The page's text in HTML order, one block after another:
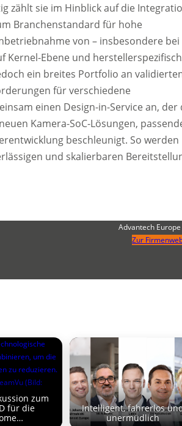
zählt sie im Hinblick auf die
Branchenstandard für hohe
von – insbesondere bei
Ebene und
ein breites Portfolio an
für verschiedene
einen Design-in-Service an, der
Kamera-SoC-Lösungen,
beschleunigt. So werden
und skalierbaren
Advantech Europe
Zur
zum
für die
Intelligent, fahrerlos
unermüdlich